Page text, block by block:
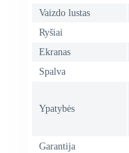
Vaizdo lustas
Ryšiai
Ekranas
Spalva
Ypatybės
Garantija